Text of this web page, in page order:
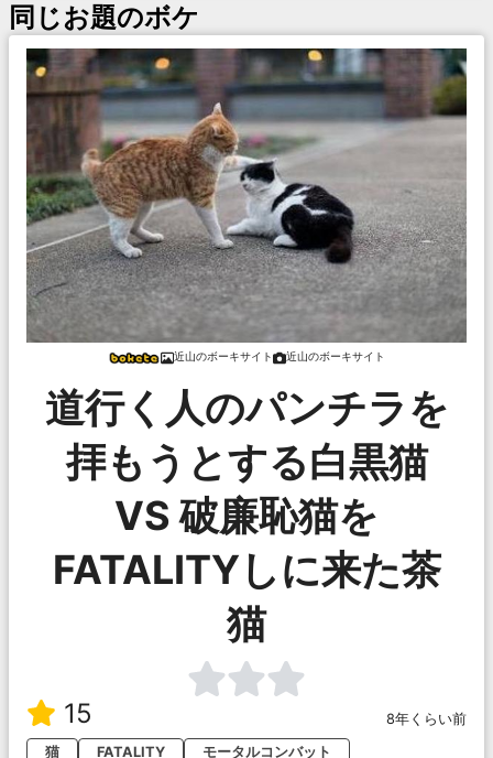
同じお題のボケ
近山のボーキサイト 近山のボーキサイト
道行く人のパンチラを
拝もうとする白黒猫
VS 破廉恥猫を
FATALITYしに来た茶
猫
15
8年くらい前
猫
FATALITY モータルコンバット